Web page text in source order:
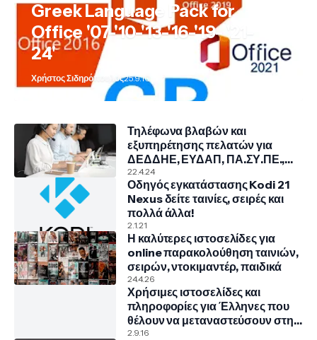
Greek Language Pack for
Office '07-'10-'13-'16-'19- '21-
24'
Χρήστος Σιδηρόπουλος25.9.10
Τηλέφωνα βλαβών και
εξυπηρέτησης πελατών για
ΔΕΔΔΗΕ, ΕΥΔΑΠ, ΠΑ.ΣΥ.ΠΕ.,
COSMOTE, NOVA, VODAFONE
22.4.24
Οδηγός εγκατάστασης Kodi 21
Nexus δείτε ταινίες, σειρές και
πολλά άλλα!
2.1.21
Η καλύτερες ιστοσελίδες για
online παρακολούθηση ταινιών,
σειρών, ντοκιμαντέρ, παιδικά
24.4.26
Χρήσιμες ιστοσελίδες και
πληροφορίες για Έλληνες που
θέλουν να μεταναστεύσουν στην
Γερμανία
2.9.16